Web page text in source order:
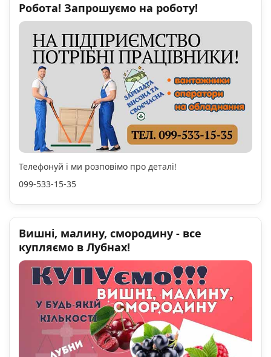
Робота! Запрошуємо на роботу!
Телефонуй і ми розповімо про деталі!
099-533-15-35
Вишні, малину, смородину - все
купляємо в Лубнах!